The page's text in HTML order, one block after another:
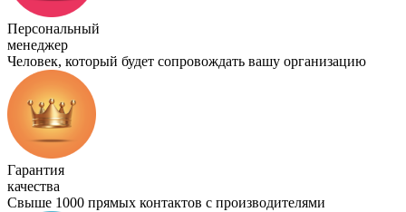
Персональный
менеджер
Человек, который будет сопровождать вашу организацию
Гарантия
качества
Свыше 1000 прямых контактов с производителями